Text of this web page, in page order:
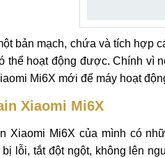
bản mạch, chứa và tích hợp
thể hoạt động được. Chính vì
Mi6X mới để máy hoạt
Xiaomi Mi6X
Xiaomi Mi6X của mình có
lỗi, tắt đột ngột, không lên